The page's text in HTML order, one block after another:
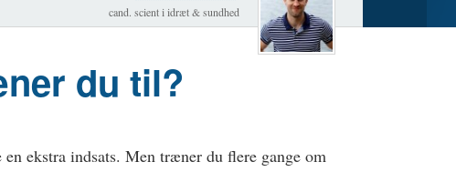
cand. scient i idræt & sundhed
du til?
ekstra indsats. Men træner du flere gange om